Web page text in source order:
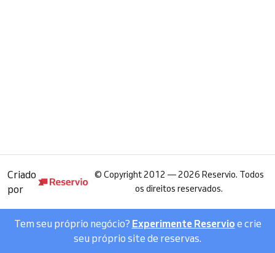
Criado
por
© Copyright 2012 — 2026 Reservio. Todos
os direitos reservados.
Tem seu próprio negócio? Experimente Reservio e crie
seu próprio site de reservas.